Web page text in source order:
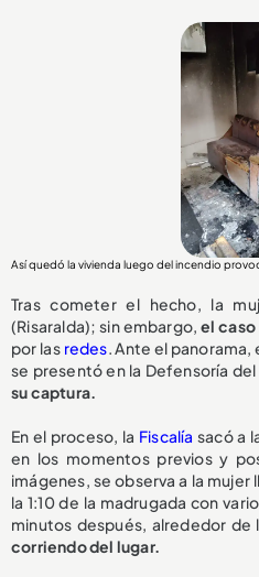
Así quedó la vivienda luego del incendio
Tras cometer el hecho, la
(Risaralda); sin embargo, el caso
por las redes. Ante el
se presentó en la Defensoría
su captura.
En el proceso, la Fiscalía sacó a
en los momentos previos y
imágenes, se observa a la mujer
la 1:10 de la madrugada con
minutos después, alrededor de
corriendo del lugar.